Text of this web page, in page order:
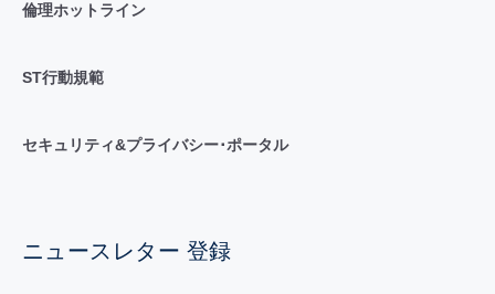
倫理ホットライン
ST行動規範
セキュリティ&プライバシー･ポータル
ニュースレター 登録